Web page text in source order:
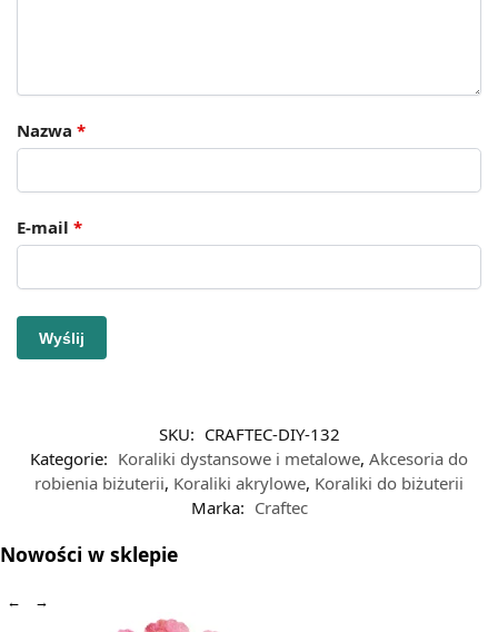
Nazwa *
E-mail *
SKU: CRAFTEC-DIY-132
Kategorie: Koraliki dystansowe i metalowe, Akcesoria do
robienia biżuterii, Koraliki akrylowe, Koraliki do biżuterii
Marka: Craftec
Nowości w sklepie
← →